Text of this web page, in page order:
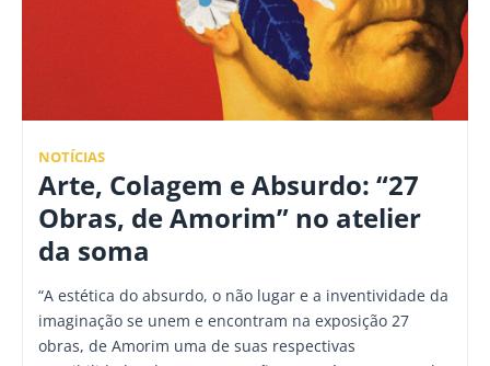
NOTÍCIAS
Arte, Colagem e Absurdo: “27
Obras, de Amorim” no atelier
da soma
“A estética do absurdo, o não lugar e a inventividade da
imaginação se unem e encontram na exposição 27
obras, de Amorim uma de suas respectivas